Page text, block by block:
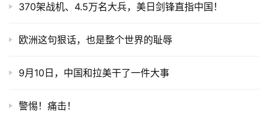
370架战机、4.5万名大兵，美日剑锋直指中国！
欧洲这句狠话，也是整个世界的耻辱
9月10日，中国和拉美干了一件大事
警惕！痛击！